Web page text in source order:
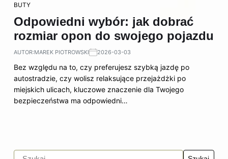
BUTY
Odpowiedni wybór: jak dobrać
rozmiar opon do swojego pojazdu
AUTOR:MAREK PIOTROWSKI 2026-03-03
Bez względu na to, czy preferujesz szybką jazdę po
autostradzie, czy wolisz relaksujące przejażdżki po
miejskich ulicach, kluczowe znaczenie dla Twojego
bezpieczeństwa ma odpowiedni…